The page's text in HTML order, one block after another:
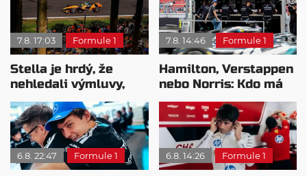
7.8. 17:03 Formule 1
Stella je hrdý, že
nehledali výmluvy,
proč nedokážou
bojovat o titul
7.8. 14:46 Formule 1
Hamilton, Verstappen
nebo Norris: Kdo má
nejvyšší plat?
6.8. 22:47 Formule 1 6.8. 14:26 Formule 1